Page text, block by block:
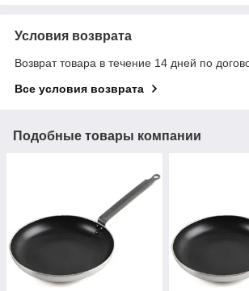
Условия возврата
Возврат товара в течение 14 дней по
Все условия возврата
Подобные товары компании